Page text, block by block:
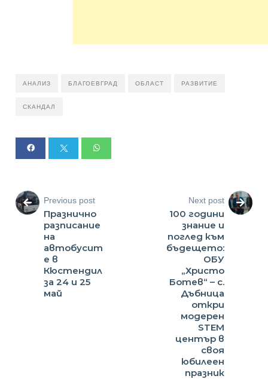
АНАЛИЗ БЛАГОЕВГРАД ОБЛАСТ РАЗВИТИЕ
СКАНДАЛ
Previous post
Празнично
разписание
на
автобусит
е в
Кюстендил
за 24 и 25
май
Next post
100 години
знание и
поглед към
бъдещето:
ОБУ
„Христо
Ботев“ – с.
Дъбница
откри
модерен
STEM
център в
своя
юбилеен
празник